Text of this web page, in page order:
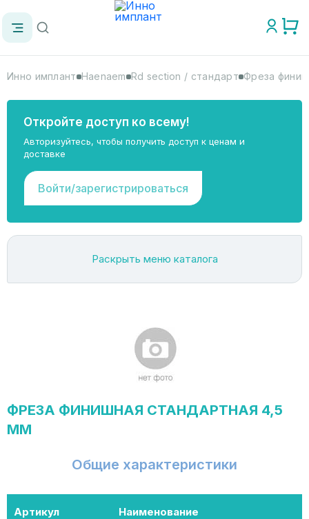
Инно имплант Haenaem Rd section / стандарт Фреза
Откройте доступ ко всему!
Авторизуйтесь, чтобы получить доступ к ценам и
доставке
Войти/зарегистрироваться
Раскрыть меню каталога
ФРЕЗА ФИНИШНАЯ СТАНДАРТНАЯ 4,5
ММ
Общие характеристики
Артикул Наименование